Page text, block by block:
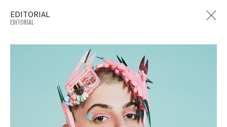
EDITORIAL
EDITORIAL